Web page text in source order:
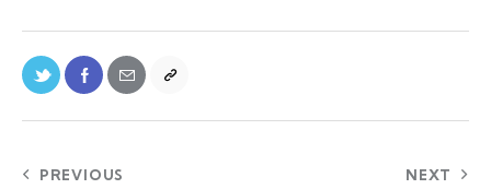
PREVIOUS NEXT